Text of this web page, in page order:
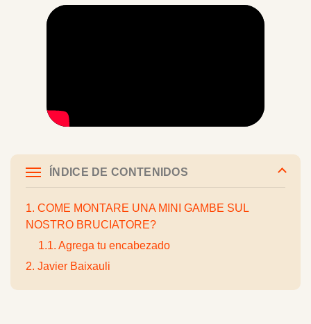
ÍNDICE DE CONTENIDOS
1. COME MONTARE UNA MINI GAMBE SUL
NOSTRO BRUCIATORE?
1.1. Agrega tu encabezado
2. Javier Baixauli